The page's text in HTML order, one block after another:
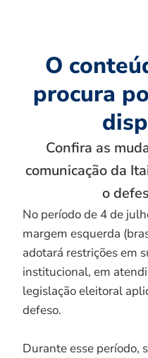
O
procura
Confira as
comunicação da
o
No período de 4 de
margem esquerda
adotará restrições em
institucional, em
legislação eleitoral
defeso.
Durante esse período,